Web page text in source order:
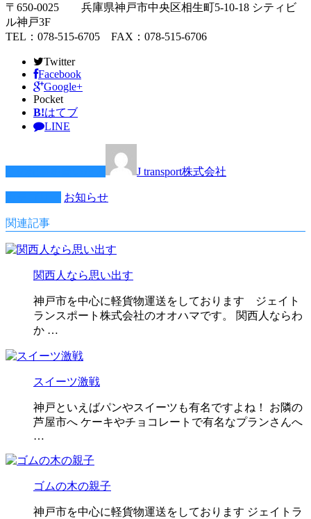
〒650-0025 兵庫県神戸市中央区相生町5-10-18 シティビ
ル神戸3F
TEL：078-515-6705 FAX：078-515-6706
Twitter
Facebook
Google+
Pocket
B!はてブ
LINE
J transport株式会社
お知らせ
関連記事
関西人なら思い出す
神戸市を中心に軽貨物運送をしております ジェイト
ランスポート株式会社のオオハマです。 関西人ならわ
か …
スイーツ激戦
神戸といえばパンやスイーツも有名ですよね！ お隣の
芦屋市へ ケーキやチョコレートで有名なプランさんへ
…
ゴムの木の親子
神戸市を中心に軽貨物運送をしております ジェイトラ